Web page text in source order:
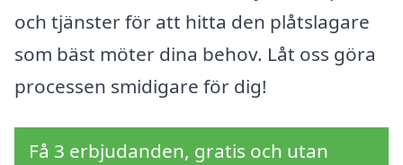
och tjänster för att hitta den plåtslagare
som bäst möter dina behov. Låt oss göra
processen smidigare för dig!
Få 3 erbjudanden, gratis och utan